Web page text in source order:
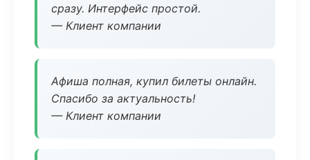
сразу. Интерфейс простой.
— Клиент компании
Афиша полная, купил билеты онлайн.
Спасибо за актуальность!
— Клиент компании